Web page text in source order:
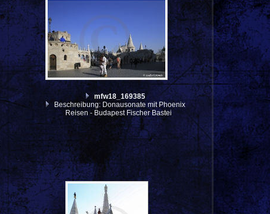
mfw18_169385
Beschreibung: Donausonate mit Phoenix
Reisen - Budapest Fischer Bastei